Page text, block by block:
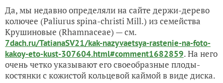
Да, мы недавно определяли на сайте держи-дерево
колючее (Paliurus spina-christi Mill.) из семейства
Крушиновые (Rhamnaceae) — см.
7dach.ru/TatianaSV21/kak-nazyvaetsya-rastenie-na-foto-
kakoy-eto-kust-307604.html#comment1682859. На него
очень четко указывают его своеобразные плоды-
костянки с кожистой кольцевой каймой в виде диска.